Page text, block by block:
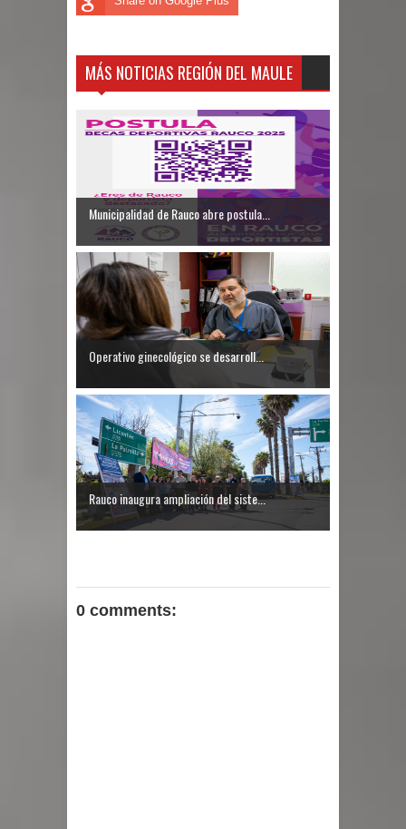
MÁS NOTICIAS REGIÓN DEL MAULE
Municipalidad de Rauco abre postula...
Operativo ginecológico se desarroll...
Rauco inaugura ampliación del siste...
0 comments: